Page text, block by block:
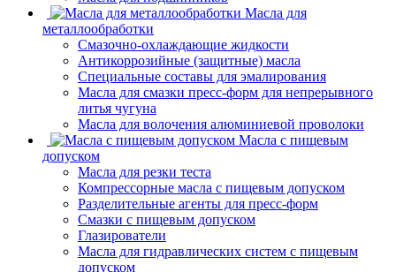
Масла для
металлообработки
Смазочно-охлаждающие жидкости
Антикоррозийные (защитные) масла
Специальные составы для эмалирования
Масла для смазки пресс-форм для непрерывного
литья чугуна
Масла для волочения алюминиевой проволоки
Масла с пищевым
допуском
Масла для резки теста
Компрессорные масла с пищевым допуском
Разделительные агенты для пресс-форм
Смазки с пищевым допуском
Глазирователи
Масла для гидравлических систем с пищевым
допуском